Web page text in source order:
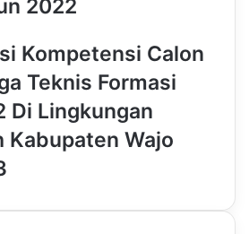
2022
Kompetensi Calon
Teknis Formasi
Di Lingkungan
Kabupaten Wajo